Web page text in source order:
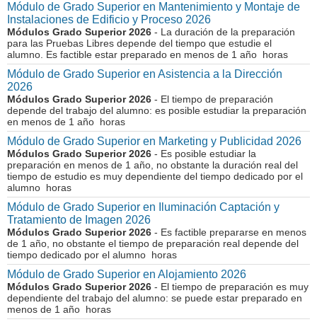
Módulo de Grado Superior en Mantenimiento y Montaje de
Instalaciones de Edificio y Proceso 2026
Módulos Grado Superior 2026 - La duración de la preparación
para las Pruebas Libres depende del tiempo que estudie el
alumno. Es factible estar preparado en menos de 1 año horas
Módulo de Grado Superior en Asistencia a la Dirección
2026
Módulos Grado Superior 2026 - El tiempo de preparación
depende del trabajo del alumno: es posible estudiar la preparación
en menos de 1 año horas
Módulo de Grado Superior en Marketing y Publicidad 2026
Módulos Grado Superior 2026 - Es posible estudiar la
preparación en menos de 1 año, no obstante la duración real del
tiempo de estudio es muy dependiente del tiempo dedicado por el
alumno horas
Módulo de Grado Superior en Iluminación Captación y
Tratamiento de Imagen 2026
Módulos Grado Superior 2026 - Es factible prepararse en menos
de 1 año, no obstante el tiempo de preparación real depende del
tiempo dedicado por el alumno horas
Módulo de Grado Superior en Alojamiento 2026
Módulos Grado Superior 2026 - El tiempo de preparación es muy
dependiente del trabajo del alumno: se puede estar preparado en
menos de 1 año horas